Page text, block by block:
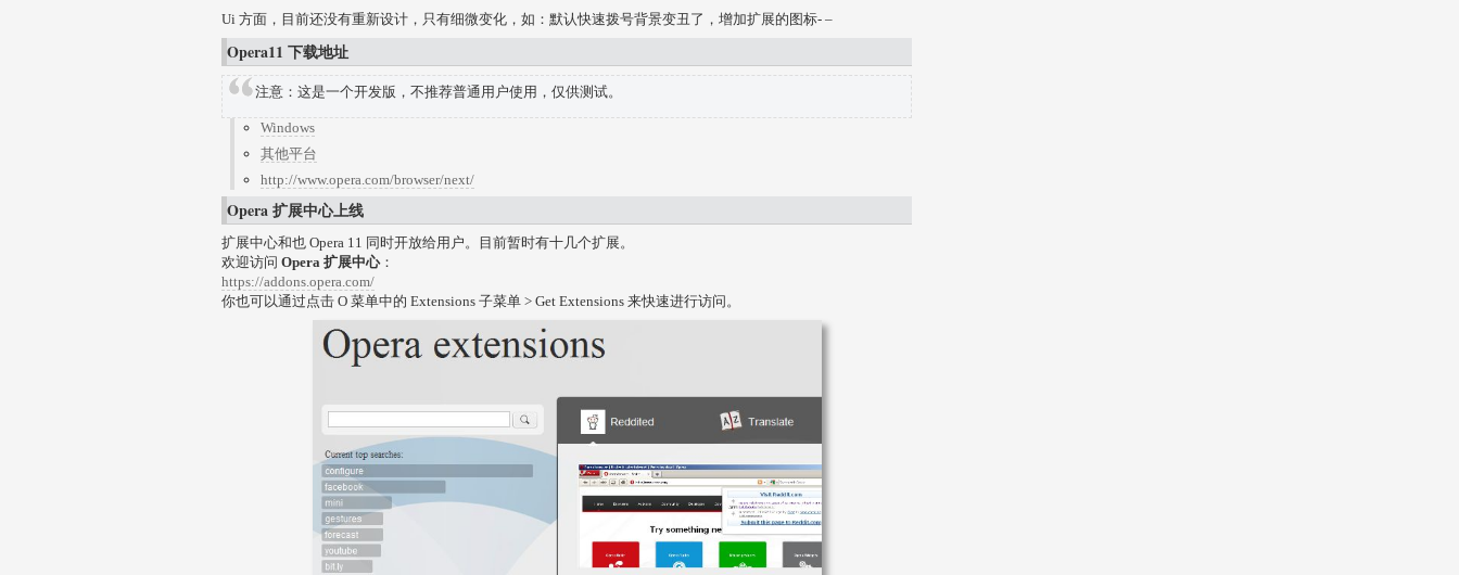
Ui 方面，目前还没有重新设计，只有细微变化，如：默认快速拨号背景变丑了，增加扩展的图标- –
Opera11 下载地址
注意：这是一个开发版，不推荐普通用户使用，仅供测试。
Windows
其他平台
http://www.opera.com/browser/next/
Opera 扩展中心上线
扩展中心和也 Opera 11 同时开放给用户。目前暂时有十几个扩展。
欢迎访问 Opera 扩展中心：
https://addons.opera.com/
你也可以通过点击 O 菜单中的 Extensions 子菜单 > Get Extensions 来快速进行访问。